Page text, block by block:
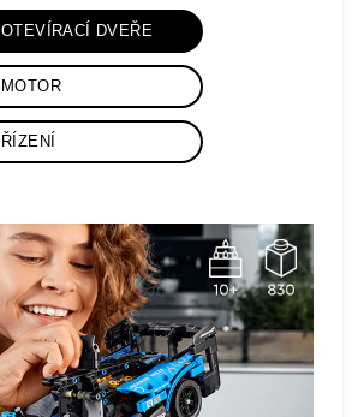
OTEVÍRACÍ DVEŘE
MOTOR
ŘÍZENÍ